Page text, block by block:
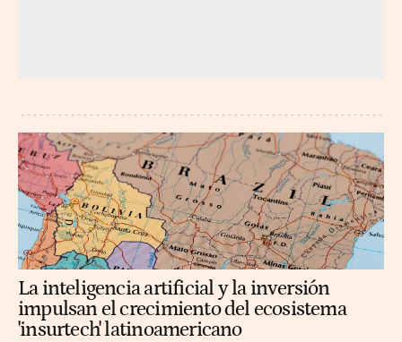
La inteligencia artificial y la inversión
impulsan el crecimiento del ecosistema
'insurtech' latinoamericano